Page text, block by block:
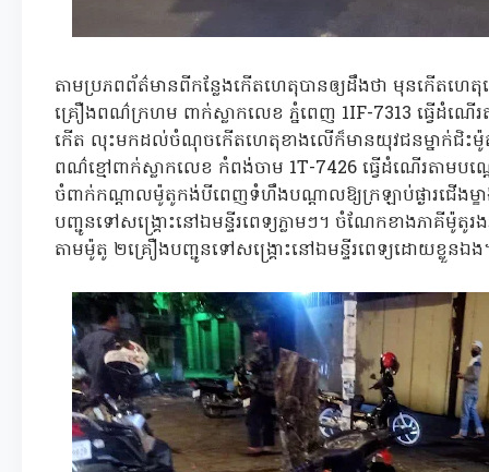
តាមប្រភពព័ត៌មានពីកន្លែងកើតហេតុបានឲ្យដឹងថា មុនកើតហ
គ្រឿងពណ៌ក្រហម ពាក់ស្លាកលេខ ភ្នំពេញ 1IF-7313 ធ្វើដំ
កើត លុះមកដល់ចំណុចកើតហេតុខាងលើក៏មានយុវជនម្នាក់ជិះ
ពណ៌ខ្មៅពាក់ស្លាកលេខ កំពង់ចាម 1T-7426 ធ្វើដំណើរតាម
ចំពាក់កណ្ដាលម៉ូតូកង់បីពេញទំហឹងបណ្ដាលឱ្យក្រឡាប់ផ្ងារជើងម្ខ
បញ្ជូនទៅសង្គ្រោះនៅឯមន្ទីរពេទ្យភ្លាមៗ។ ចំណែកខាងភាគីម៉ូ
តាមម៉ូតូ ២គ្រឿងបញ្ជូនទៅសង្គ្រោះនៅឯមន្ទីរពេទ្យដោយខ្លួនឯង